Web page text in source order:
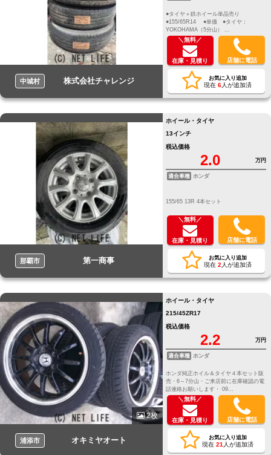
中城村 株式会社チャレンジ
●タイヤ＋鉄ホイール単品売り
●155/65R14 ●単価 ●タイヤ：
YOKOHAMA（5分山） ...
＼無料／
在庫・見積り 店舗に電話
お気に入り追加
現在 6人が追加済
那覇市 第一商事
ホイール・タイヤ
13インチ
税込価格
2.0 万円
適合車種 ホンダ
155/65 13R 4本セット
＼無料／
在庫・見積り 店舗に電話
お気に入り追加
現在 2 人が追加済
2枚
浦添市 オキミヤオート
ホイール・タイヤ
215/45ZR17
税込価格
2.2 万円
適合車種 ホンダ
ホンダ純正ホイル＆タイヤ４本セット販
売・6～7分山・ご来店前に在庫確認の電
話連絡お願いします・ 09...
＼無料／
在庫・見積り 店舗に電話
お気に入り追加
現在 21 人が追加済